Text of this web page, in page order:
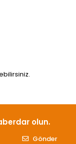
olun.
Gönder